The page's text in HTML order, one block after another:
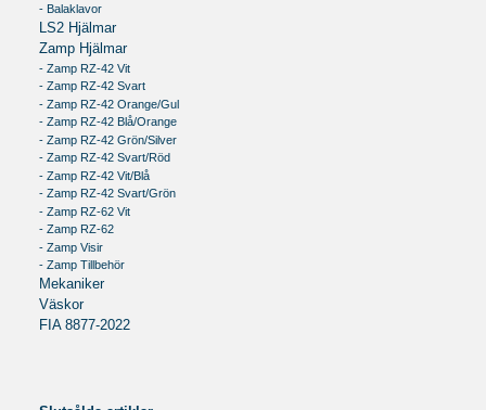
- Balaklavor
LS2 Hjälmar
Zamp Hjälmar
- Zamp RZ-42 Vit
- Zamp RZ-42 Svart
- Zamp RZ-42 Orange/Gul
- Zamp RZ-42 Blå/Orange
- Zamp RZ-42 Grön/Silver
- Zamp RZ-42 Svart/Röd
- Zamp RZ-42 Vit/Blå
- Zamp RZ-42 Svart/Grön
- Zamp RZ-62 Vit
- Zamp RZ-62
- Zamp Visir
- Zamp Tillbehör
Mekaniker
Väskor
FIA 8877-2022